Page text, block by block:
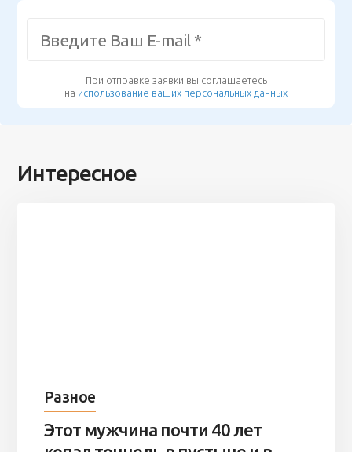
При отправке заявки вы соглашаетесь
на использование ваших персональных данных
Интересное
Разное
Этот мужчина почти 40 лет